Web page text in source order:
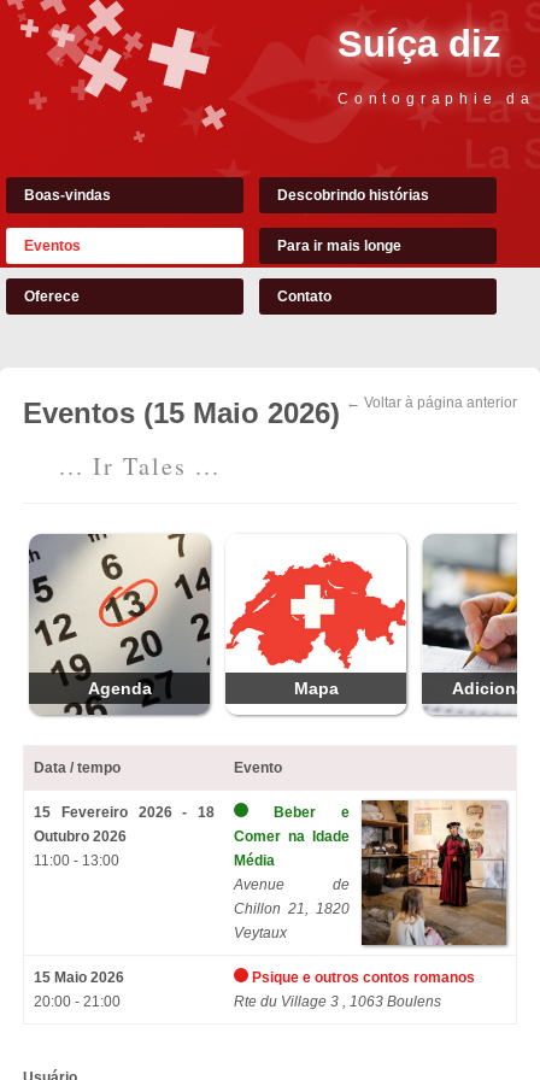
Suíça diz
Contographie
Boas-vindas Descobrindo histórias
Eventos Para ir mais longe
Oferece Contato
← Voltar à página anterior
Eventos (15 Maio 2026)
... Ir Tales ...
Agenda Mapa Adicionar
Data / tempo Evento
15 Fevereiro 2026 - 18
Outubro 2026
11:00 - 13:00
Beber e
Comer na Idade
Média
Avenue de
Chillon 21, 1820
Veytaux
15 Maio 2026
20:00 - 21:00
Psique e outros contos romanos
Rte du Village 3 , 1063 Boulens